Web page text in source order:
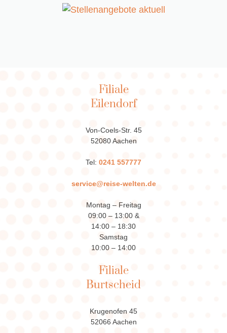
Filiale
Eilendorf
Von-Coels-Str. 45
52080 Aachen
Tel: 0241 557777
service@reise-welten.de
Montag – Freitag
09:00 – 13:00 &
14:00 – 18:30
Samstag
10:00 – 14:00
Filiale
Burtscheid
Krugenofen 45
52066 Aachen